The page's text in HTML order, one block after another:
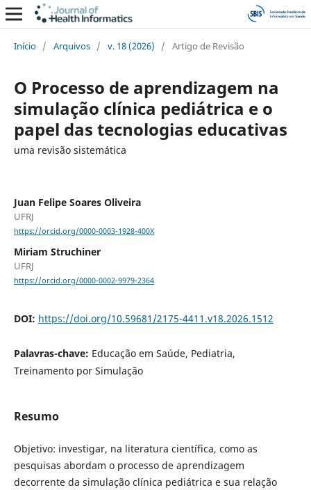
Início / Arquivos / v. 18 (2026) / Artigo de Revisão
O Processo de aprendizagem na
simulação clínica pediátrica e o
papel das tecnologias educativas
uma revisão sistemática
Juan Felipe Soares Oliveira
UFRJ
https://orcid.org/0000-0003-1928-400X
Miriam Struchiner
UFRJ
https://orcid.org/0000-0002-9979-2364
DOI: https://doi.org/10.59681/2175-4411.v18.2026.1512
Palavras-chave: Educação em Saúde, Pediatria,
Treinamento por Simulação
Resumo
Objetivo: investigar, na literatura científica, como as
pesquisas abordam o processo de aprendizagem
decorrente da simulação clínica pediátrica e sua relação